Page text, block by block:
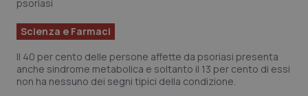
Scienza e Farmaci
Il 40 per cento delle persone affette da psoriasi presenta
anche sindrome metabolica e soltanto il 13 per cento di essi
non ha nessuno dei segni tipici della condizione.